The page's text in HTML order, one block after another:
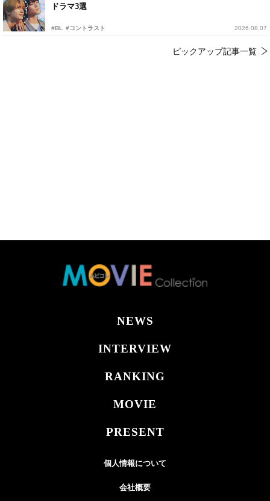
ドラマ3選
#BL #コントラスト 2026.08.07
ピックアップ記事一覧
NEWS
INTERVIEW
RANKING
MOVIE
PRESENT
個人情報について
会社概要